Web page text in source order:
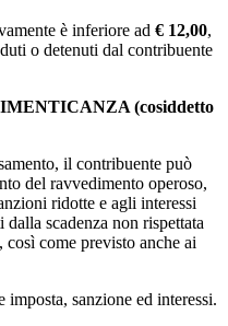
è inferiore ad € 12,00,
o detenuti dal contribuente
(cosiddetto
il contribuente può
del ravvedimento operoso,
ridotte e agli interessi
scadenza non rispettata
come previsto anche ai
imposta, sanzione ed interessi.